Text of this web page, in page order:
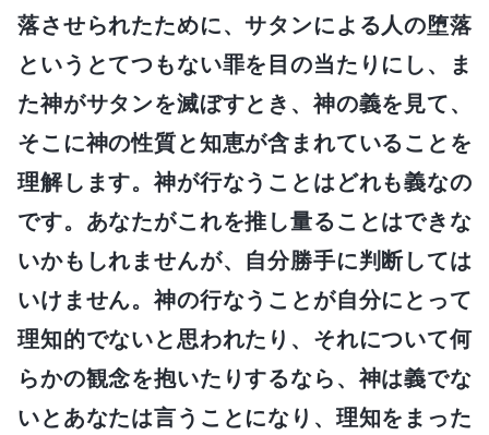
落させられたために、サタンによる人の堕落
というとてつもない罪を目の当たりにし、ま
た神がサタンを滅ぼすとき、神の義を見て、
そこに神の性質と知恵が含まれていることを
理解します。神が行なうことはどれも義なの
です。あなたがこれを推し量ることはできな
いかもしれませんが、自分勝手に判断しては
いけません。神の行なうことが自分にとって
理知的でないと思われたり、それについて何
らかの観念を抱いたりするなら、神は義でな
いとあなたは言うことになり、理知をまった